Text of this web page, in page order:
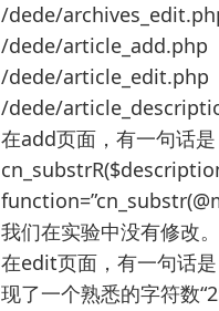
/dede/
/dede/article_add.php
/dede/article_edit.php
/dede/
在add页面，有一句话
我们在实验中没有修改。
在edit页面，有一句话
现了一个熟悉的字符数